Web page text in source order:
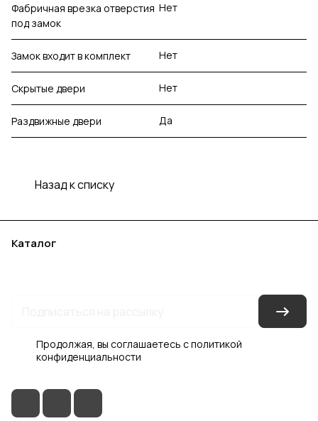
Фабричная врезка отверстия
под замок
Нет
Замок входит в комплект Нет
Скрытые двери Нет
Раздвижные двери Да
Назад к списку
Каталог
Продолжая, вы соглашаетесь сполитикой
конфиденциальности